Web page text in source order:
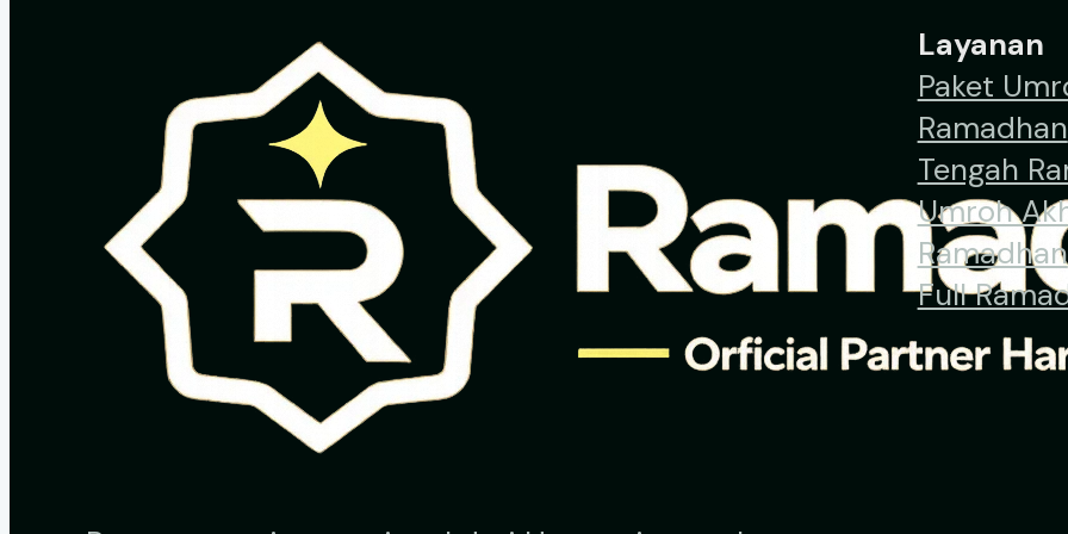
Layanan
Paket
Ramadhan
Tengah
Umroh
Ramadhan
Full